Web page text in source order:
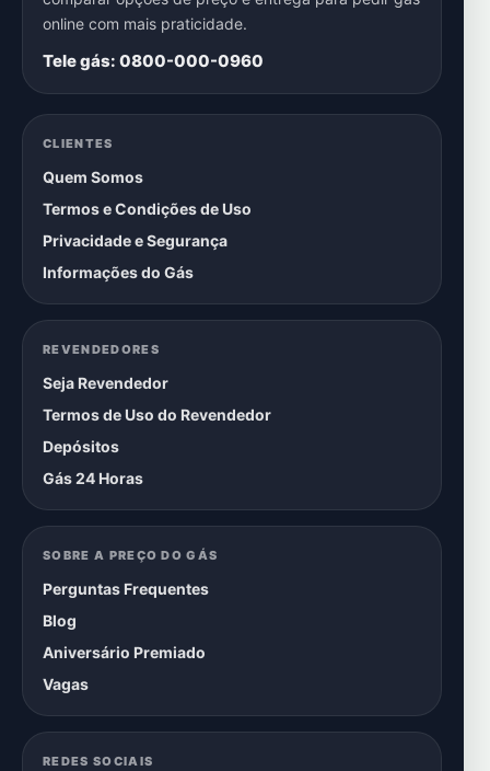
online com mais praticidade.
Tele gás: 0800-000-0960
CLIENTES
Quem Somos
Termos e Condições de Uso
Privacidade e Segurança
Informações do Gás
REVENDEDORES
Seja Revendedor
Termos de Uso do Revendedor
Depósitos
Gás 24 Horas
SOBRE A PREÇO DO GÁS
Perguntas Frequentes
Blog
Aniversário Premiado
Vagas
REDES SOCIAIS